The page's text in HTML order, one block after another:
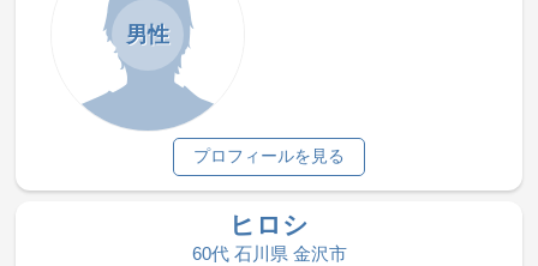
男性
プロフィールを見る
ヒロシ
60代 石川県 金沢市